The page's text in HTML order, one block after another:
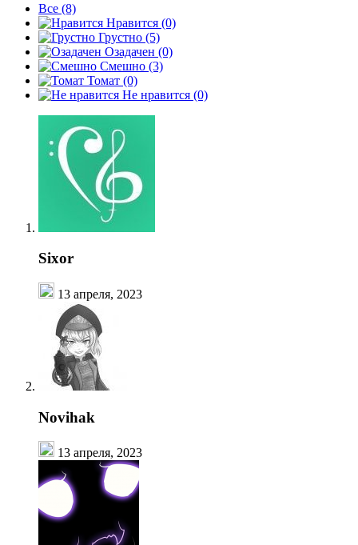
Все (8)
Нравится (0)
Грустно (5)
Озадачен (0)
Смешно (3)
Томат (0)
Не нравится (0)
Sixor
13 апреля, 2023
Novihak
13 апреля, 2023